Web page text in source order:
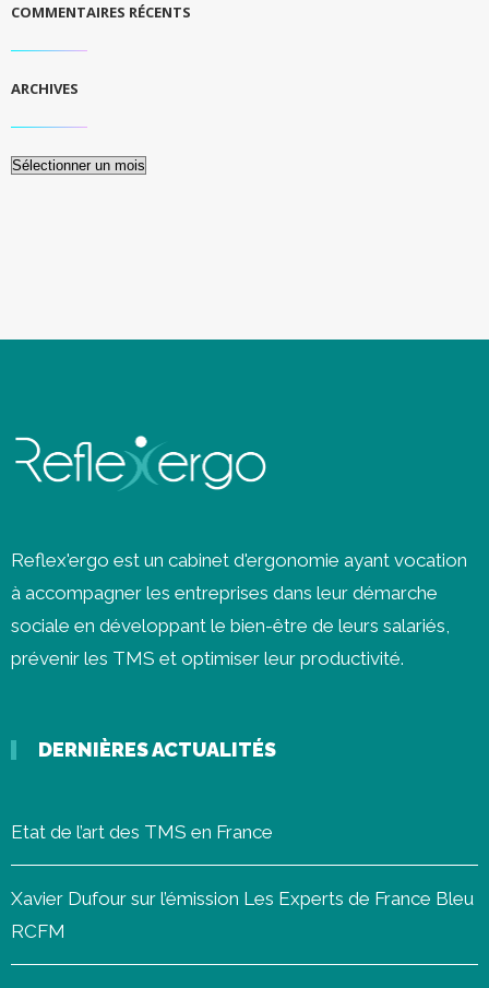
COMMENTAIRES RÉCENTS
ARCHIVES
Archives
Reflex'ergo est un cabinet d'ergonomie ayant vocation
à accompagner les entreprises dans leur démarche
sociale en développant le bien-être de leurs salariés,
prévenir les TMS et optimiser leur productivité.
DERNIÈRES ACTUALITÉS
Etat de l’art des TMS en France
Xavier Dufour sur l’émission Les Experts de France Bleu
RCFM